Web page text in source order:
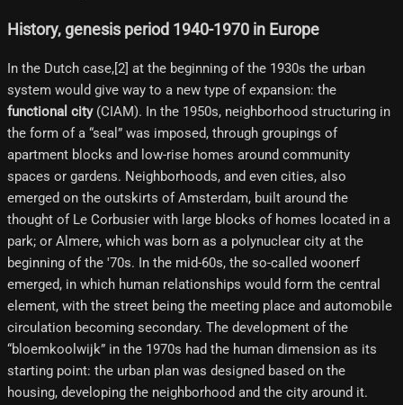
History, genesis period 1940-1970 in Europe
In the Dutch case,[2]​ at the beginning of the 1930s the urban
system would give way to a new type of expansion: the
functional city(CIAM). In the 1950s, neighborhood structuring in
the form of a “seal” was imposed, through groupings of
apartment blocks and low-rise homes around community
spaces or gardens. Neighborhoods, and even cities, also
emerged on the outskirts of Amsterdam, built around the
thought of Le Corbusier with large blocks of homes located in a
park; or Almere, which was born as a polynuclear city at the
beginning of the '70s. In the mid-60s, the so-called woonerf
emerged, in which human relationships would form the central
element, with the street being the meeting place and automobile
circulation becoming secondary. The development of the
“bloemkoolwijk” in the 1970s had the human dimension as its
starting point: the urban plan was designed based on the
housing, developing the neighborhood and the city around it.